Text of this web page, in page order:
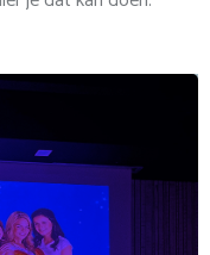
Prins